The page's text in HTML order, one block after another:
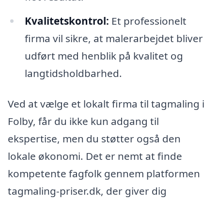
Kvalitetskontrol: Et professionelt
firma vil sikre, at malerarbejdet bliver
udført med henblik på kvalitet og
langtidsholdbarhed.
Ved at vælge et lokalt firma til tagmaling i
Folby, får du ikke kun adgang til
ekspertise, men du støtter også den
lokale økonomi. Det er nemt at finde
kompetente fagfolk gennem platformen
tagmaling-priser.dk, der giver dig